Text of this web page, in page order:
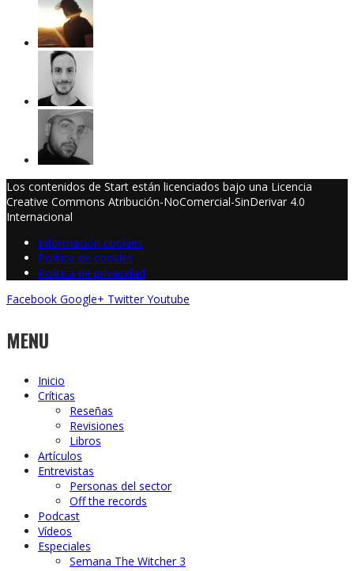
Los contenidos de Start están licenciados bajo una Licencia
Creative Commons Atribución-NoComercial-SinDerivar 4.0
Internacional
Información cookies
Política de cookies
Política de privacidad
Facebook Google+ Twitter Youtube
MENU
Inicio
Críticas
Reseñas
Revisiones
Libros
Artículos
Entrevistas
Personas del sector
Off the records
Podcast
Vídeos
Especiales
Semana The Witcher 3